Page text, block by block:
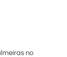
no